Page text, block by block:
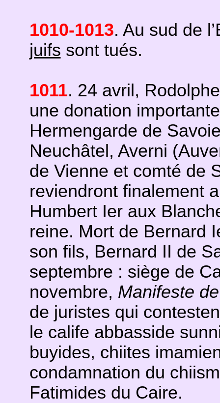
1010-1013. Au sud de
juifs sont tués.
1011. 24 avril,
une donation
Hermengarde de
Neuchâtel, Averni
de Vienne et comté de
reviendront finalement
Humbert Ier aux
reine. Mort de Bernard
son fils, Bernard II de
septembre : siège de
novembre, Manifeste
de juristes qui
le calife abbasside
buyides, chiites
condamnation du
Fatimides du Caire.